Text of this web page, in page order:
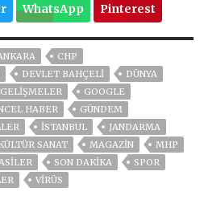
WhatsApp Pinterest
CHP
DEVLET BAHÇELİ
DÜNYA
GELIŞMELER
GOOGLE
HABER
GÜNDEM
ISTANBUL
JANDARMA
SANAT MAGAZİN
MHP
SON DAKIKA
SPOR
VIRÜS